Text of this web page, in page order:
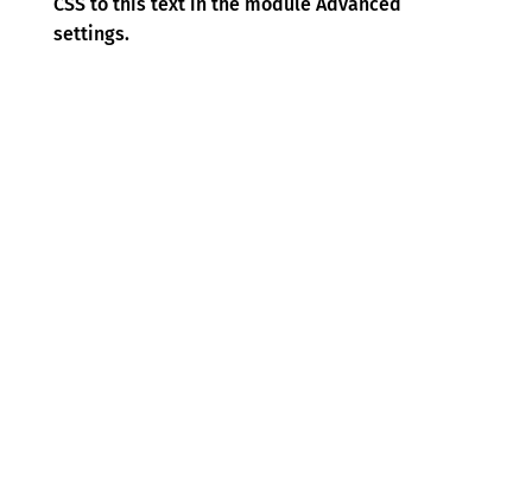
CSS to this text in the module Advanced
settings.